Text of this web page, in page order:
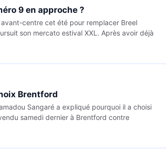
9 en approche ?
centre cet été pour remplacer Breel
son mercato estival XXL. Après avoir déjà
Brentford
Sangaré a expliqué pourquoi il a choisi
samedi dernier à Brentford contre